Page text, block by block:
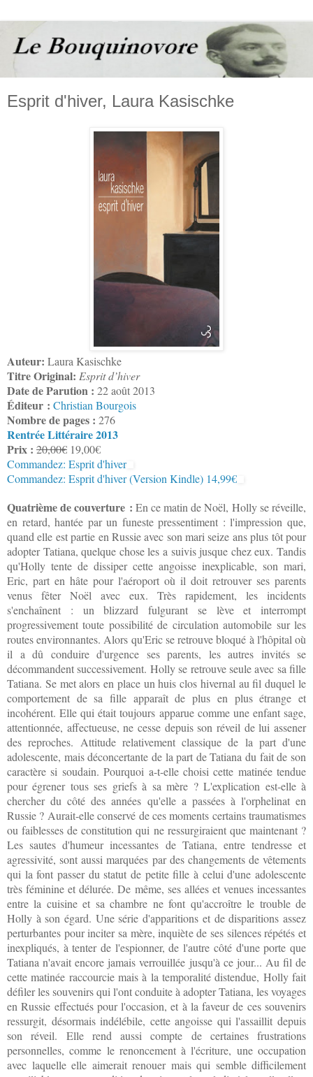
Esprit d'hiver, Laura Kasischke
Auteur: Laura Kasischke
Titre Original: Esprit d’hiver
Date de Parution : 22 août 2013
Éditeur : Christian Bourgois
Nombre de pages : 276
Rentrée Littéraire 2013
Prix : 20,00€ 19,00€
Commandez: Esprit d'hiver
Commandez: Esprit d'hiver (Version Kindle) 14,99€
Quatrième de couverture : En ce matin de Noël, Holly se réveille,
en retard, hantée par un funeste pressentiment : l'impression que,
quand elle est partie en Russie avec son mari seize ans plus tôt pour
adopter Tatiana, quelque chose les a suivis jusque chez eux. Tandis
qu'Holly tente de dissiper cette angoisse inexplicable, son mari,
Eric, part en hâte pour l'aéroport où il doit retrouver ses parents
venus fêter Noël avec eux. Très rapidement, les incidents
s'enchaînent : un blizzard fulgurant se lève et interrompt
progressivement toute possibilité de circulation automobile sur les
routes environnantes. Alors qu'Eric se retrouve bloqué à l'hôpital où
il a dû conduire d'urgence ses parents, les autres invités se
décommandent successivement. Holly se retrouve seule avec sa fille
Tatiana. Se met alors en place un huis clos hivernal au fil duquel le
comportement de sa fille apparaît de plus en plus étrange et
incohérent. Elle qui était toujours apparue comme une enfant sage,
attentionnée, affectueuse, ne cesse depuis son réveil de lui assener
des reproches. Attitude relativement classique de la part d'une
adolescente, mais déconcertante de la part de Tatiana du fait de son
caractère si soudain. Pourquoi a-t-elle choisi cette matinée tendue
pour égrener tous ses griefs à sa mère ? L'explication est-elle à
chercher du côté des années qu'elle a passées à l'orphelinat en
Russie ? Aurait-elle conservé de ces moments certains traumatismes
ou faiblesses de constitution qui ne ressurgiraient que maintenant ?
Les sautes d'humeur incessantes de Tatiana, entre tendresse et
agressivité, sont aussi marquées par des changements de vêtements
qui la font passer du statut de petite fille à celui d'une adolescente
très féminine et délurée. De même, ses allées et venues incessantes
entre la cuisine et sa chambre ne font qu'accroître le trouble de
Holly à son égard. Une série d'apparitions et de disparitions assez
perturbantes pour inciter sa mère, inquiète de ses silences répétés et
inexpliqués, à tenter de l'espionner, de l'autre côté d'une porte que
Tatiana n'avait encore jamais verrouillée jusqu'à ce jour... Au fil de
cette matinée raccourcie mais à la temporalité distendue, Holly fait
défiler les souvenirs qui l'ont conduite à adopter Tatiana, les voyages
en Russie effectués pour l'occasion, et à la faveur de ces souvenirs
ressurgit, désormais indélébile, cette angoisse qui l'assaillit depuis
son réveil. Elle rend aussi compte de certaines frustrations
personnelles, comme le renoncement à l'écriture, une occupation
avec laquelle elle aimerait renouer mais qui semble difficilement